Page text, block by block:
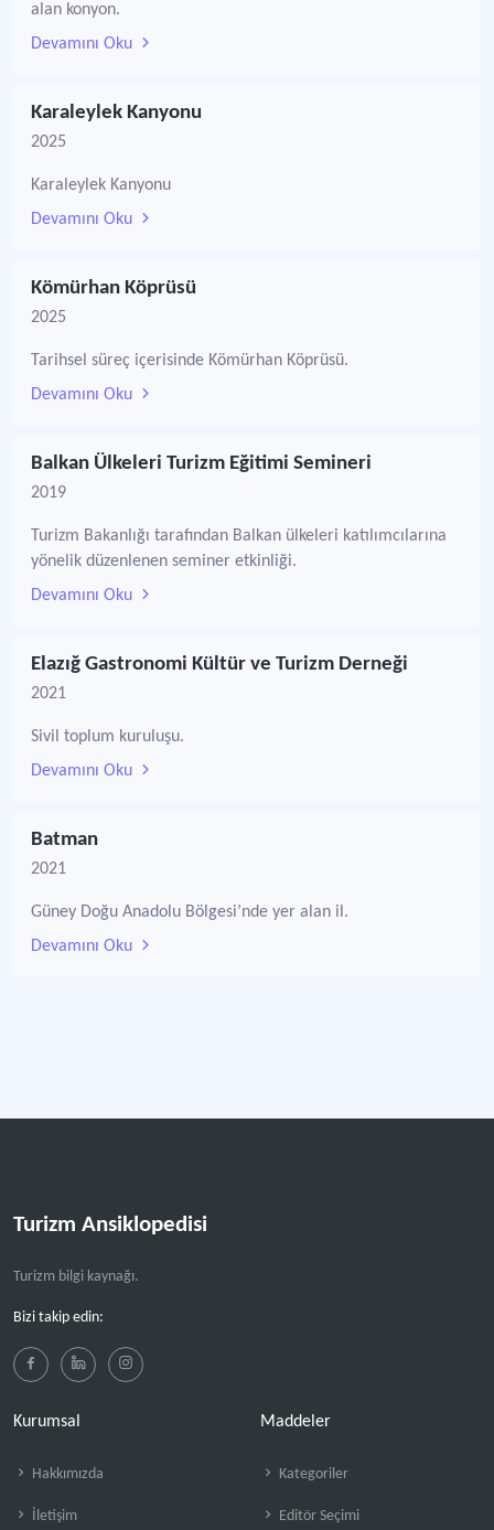
alan konyon.
Devamını Oku
Karaleylek Kanyonu
2025
Karaleylek Kanyonu
Devamını Oku
Kömürhan Köprüsü
2025
Tarihsel süreç içerisinde Kömürhan Köprüsü.
Devamını Oku
Balkan Ülkeleri Turizm Eğitimi Semineri
2019
Turizm Bakanlığı tarafından Balkan ülkeleri katılımcılarına
yönelik düzenlenen seminer etkinliği.
Devamını Oku
Elazığ Gastronomi Kültür ve Turizm Derneği
2021
Sivil toplum kuruluşu.
Devamını Oku
Batman
2021
Güney Doğu Anadolu Bölgesi’nde yer alan il.
Devamını Oku
Turizm Ansiklopedisi
Turizm bilgi kaynağı.
Bizi takip edin:
Kurumsal
Hakkımızda
İletişim
Maddeler
Kategoriler
Editör Seçimi